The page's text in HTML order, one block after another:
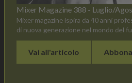
Mixer Magazine 388 - Luglio/
Mixer magazine ispira da 40 anni
di nuova generazione nel mondo del
Vai all'articolo